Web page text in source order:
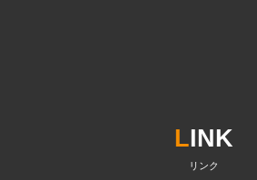
LINK